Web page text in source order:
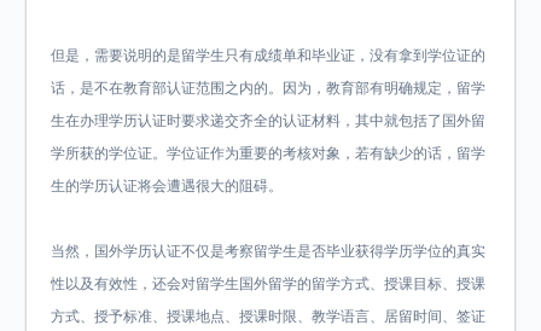
但是，需要说明的是留学生只有成绩单和毕业证，没有拿到学位证的
话，是不在教育部认证范围之内的。因为，教育部有明确规定，留学
生在办理学历认证时要求递交齐全的认证材料，其中就包括了国外留
学所获的学位证。学位证作为重要的考核对象，若有缺少的话，留学
生的学历认证将会遭遇很大的阻碍。
当然，国外学历认证不仅是考察留学生是否毕业获得学历学位的真实
性以及有效性，还会对留学生国外留学的留学方式、授课目标、授课
方式、授予标准、授课地点、授课时限、教学语言、居留时间、签证